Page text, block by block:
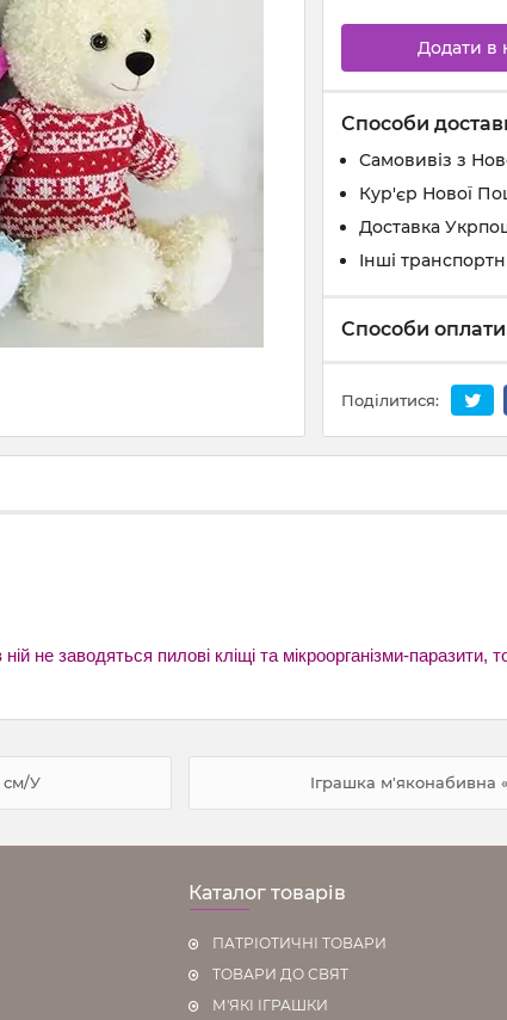
Додати в
Способи
Самовивіз з
Кур'єр Нової
Доставка
Інші
Способи оплати
Поділитися:
не заводяться пилові кліщі та мікроорганізми-
см/У Іграшка м'яконабивна
Каталог товарів
ПАТРІОТИЧНІ ТОВАРИ
ТОВАРИ ДО СВЯТ
М'ЯКІ ІГРАШКИ